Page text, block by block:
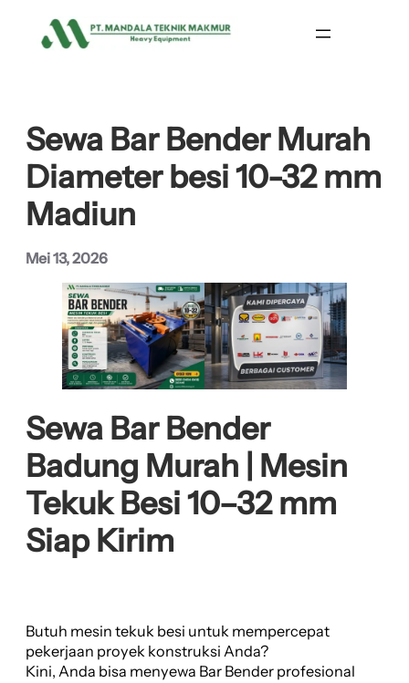
Sewa Bar Bender Murah
Diameter besi 10-32 mm
Madiun
Mei 13, 2026
Sewa Bar Bender
Badung Murah | Mesin
Tekuk Besi 10–32 mm
Siap Kirim
Butuh mesin tekuk besi untuk mempercepat
pekerjaan proyek konstruksi Anda?
Kini, Anda bisa menyewa Bar Bender profesional